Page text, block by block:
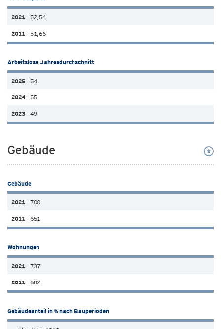
52,54
51,66
Arbeitslose Jahresdurchschnitt
54
55
49
Gebäude
Gebäude
700
651
Wohnungen
737
682
Gebäudeanteil in % nach Bauperioden